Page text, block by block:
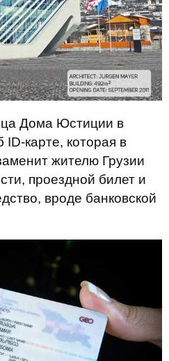
Дома Юстиции в
карте, которая в
жителю Грузии
проездной билет и
вроде банковской